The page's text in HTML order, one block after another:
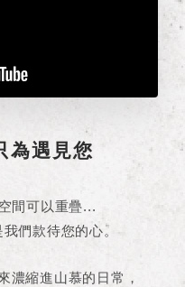
為遇見您
間可以重疊...
們款待您的心。
濃縮進山慕的日常，